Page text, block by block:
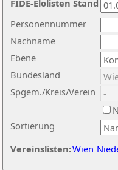
Nachname
Ebene
Sortierung
Personennummer
Bundesland
Spgem./Kreis/Verein
Vereinslisten:Wien
FIDE-Elolisten Stand